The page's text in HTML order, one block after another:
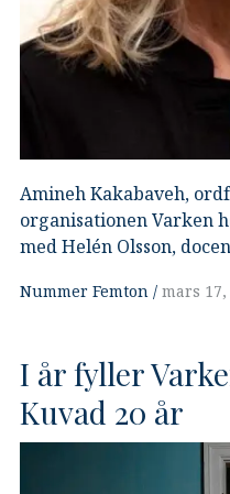
Amineh Kakabaveh,
organisationen Varken
med Helén Olsson,
Nummer Femton mars 17,
I år fyller
Kuvad 20 år